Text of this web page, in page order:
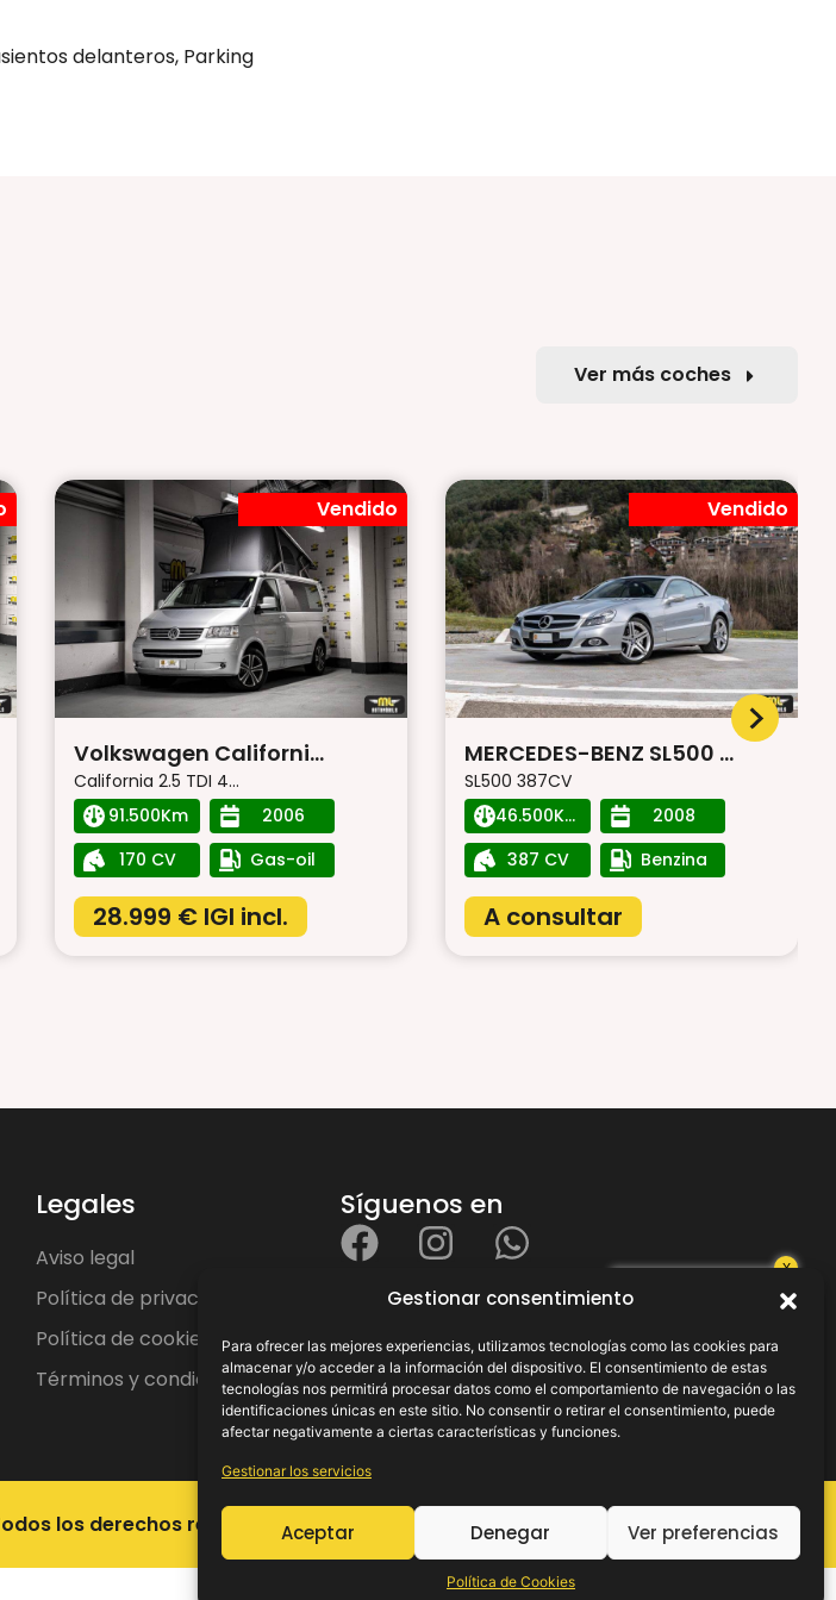
Gestionar consentimiento
Para ofrecer las mejores experiencias, utilizamos tecnologías como las cookies para
almacenar y/o acceder a la información del dispositivo. El consentimiento de estas
tecnologías nos permitirá procesar datos como el comportamiento de navegación o las
identificaciones únicas en este sitio. No consentir o retirar el consentimiento, puede
afectar negativamente a ciertas características y funciones.
Gestionar los servicios
Aceptar Denegar Ver preferencias
Política de Cookies
delanteros, Parking
Ver más coches
Vendido
Volkswagen Californi...
California 2.5 TDI 4...
91.500Km
2006
170 CV
Gas-oil
28.999 € IGI incl.
Vendido
MERCEDES-BENZ SL500 ...
SL500 387CV
46.500Km
2008
387 CV
Benzina
A consultar
Legales
Aviso legal
Política de privacidad
Política de cookies
Términos y condiciones
Síguenos en
los derechos reservados.
X
¿Necesitas